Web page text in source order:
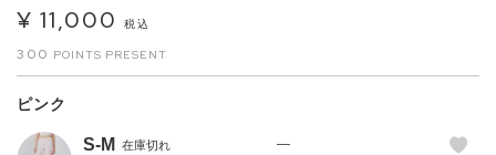
¥ 11,000 税込
300
ピンク
S-M 在庫切れ —